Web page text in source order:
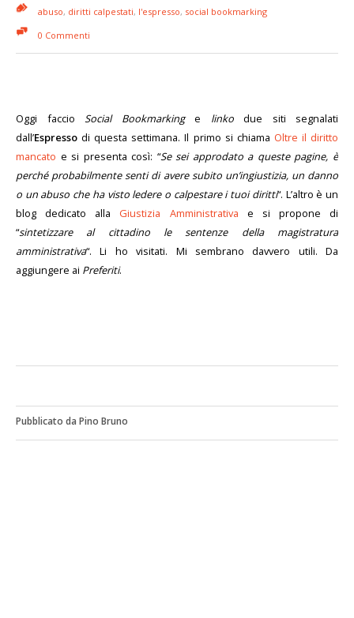
abuso, diritti calpestati, l'espresso, social bookmarking
0 Commenti
Oggi faccio Social Bookmarkinge linkodue siti segnalati
dall’Espresso di questa settimana. Il primo si chiama Oltre il diritto
mancato e si presenta così: “Se sei approdato a queste pagine, è
perché probabilmente senti di avere subito un’ingiustizia, un danno
o un abuso che ha visto ledere o calpestare i tuoi diritti“. L’altro è un
blog dedicato alla Giustizia Amministrativa e si propone di
“sintetizzare al cittadino le sentenze della magistratura
amministrativa“. Li ho visitati. Mi sembrano davvero utili. Da
aggiungere ai Preferiti.
Pubblicato da Pino Bruno